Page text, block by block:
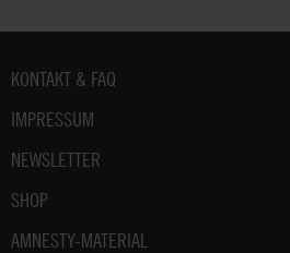
Fußbereich
KONTAKT & FAQ
IMPRESSUM
NEWSLETTER
SHOP
AMNESTY-MATERIAL